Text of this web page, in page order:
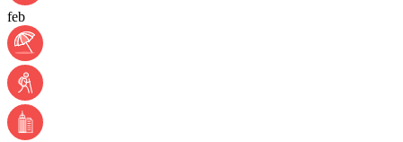
feb